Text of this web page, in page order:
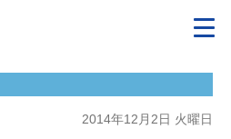
2014年12月2日 火曜日